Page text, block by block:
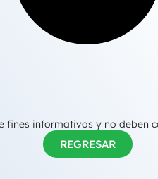
fines informativos y no deben
REGRESAR